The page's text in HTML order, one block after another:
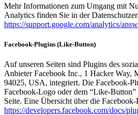
Mehr Informationen zum Umgang mit
Analytics finden Sie in der
https://support.google.com/analytics/
Facebook-Plugins (Like-Button)
Auf unseren Seiten sind Plugins des
Anbieter Facebook Inc., 1 Hacker Way,
94025, USA, integriert. Die Facebook-
Facebook-Logo oder dem “Like-
Seite. Eine Übersicht über die
https://developers.facebook.com/docs/